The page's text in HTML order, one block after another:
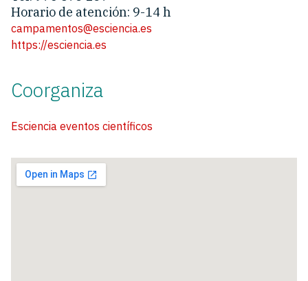
Horario de atención: 9-14 h
campamentos@esciencia.es
https://esciencia.es
Coorganiza
Esciencia eventos científicos